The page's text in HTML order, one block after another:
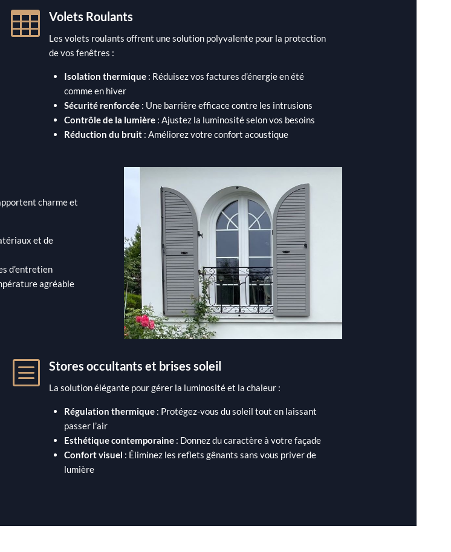
 Volets Roulants
Les volets roulants offrent une solution polyvalente pour la protection
de vos fenêtres :
Isolation thermique: Réduisez vos factures d’énergie en été
comme en hiver
Sécurité renforcée: Une barrière efficace contre les intrusions
Contrôle de la lumière: Ajustez la luminosité selon vos besoins
Réduction du bruit: Améliorez votre confort acoustique
charme et
et de
d’entretien
agréable
b Stores occultants et brises soleil
La solution élégante pour gérer la luminosité et la chaleur :
Régulation thermique: Protégez-vous du soleil tout en laissant
passer l’air
Esthétique contemporaine: Donnez du caractère à votre façade
Confort visuel : Éliminez les reflets gênants sans vous priver de
lumière